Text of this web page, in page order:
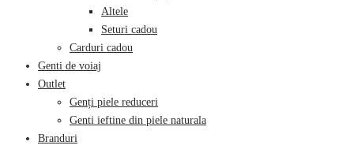
Altele
Seturi cadou
Carduri cadou
Genti de voiaj
Outlet
Genți piele reduceri
Genti ieftine din piele naturala
Branduri